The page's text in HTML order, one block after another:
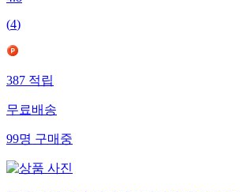
(4)
387적립
무료배송
99명구매중